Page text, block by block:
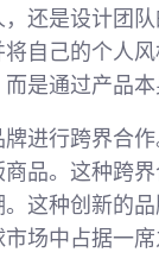
还是设计团
自己的个人
是通过产品本
进行跨界合
品。这种跨
这种创新的
场中占据一席